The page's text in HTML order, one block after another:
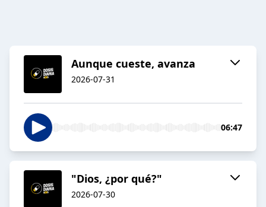
Aunque cueste, avanza
2026-07-31
06:47
"Dios, ¿por qué?"
2026-07-30